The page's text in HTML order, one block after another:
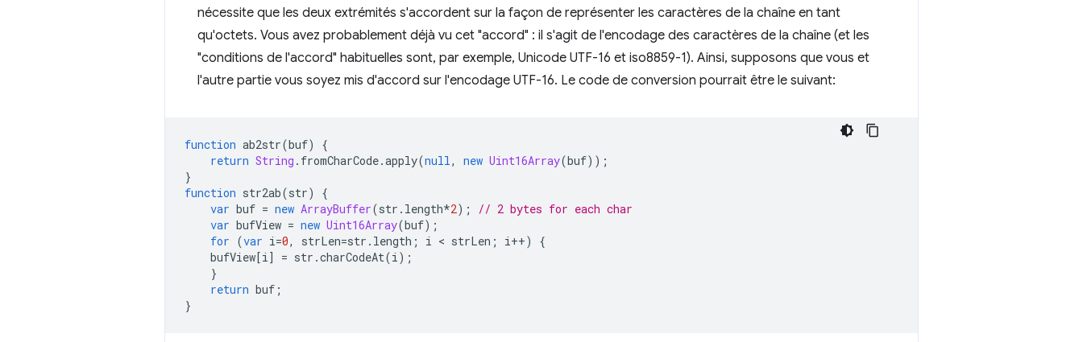
nécessite que les deux extrémités s'accordent sur la façon de représenter les caractères de la chaîne en tant
qu'octets. Vous avez probablement déjà vu cet "accord" : il s'agit de l'encodage des caractères de la chaîne (et les
"conditions de l'accord" habituelles sont, par exemple, Unicode UTF-16 et iso8859-1). Ainsi, supposons que vous et
l'autre partie vous soyez mis d'accord sur l'encodage UTF-16. Le code de conversion pourrait être le suivant:
function ab2str(buf)
{
return String . fromCharCode.apply(null, new Uint16Array(buf));
}
function str2ab(str)
{
var buf = new ArrayBuffer(str . length*2);
// 2 bytes for each char
var bufView = new Uint16Array(buf);
for (var i=0, strLen=str . length ; i < strLen ; i++)
{
bufView[i] = str .charCodeAt(i);
}
return buf ;
}